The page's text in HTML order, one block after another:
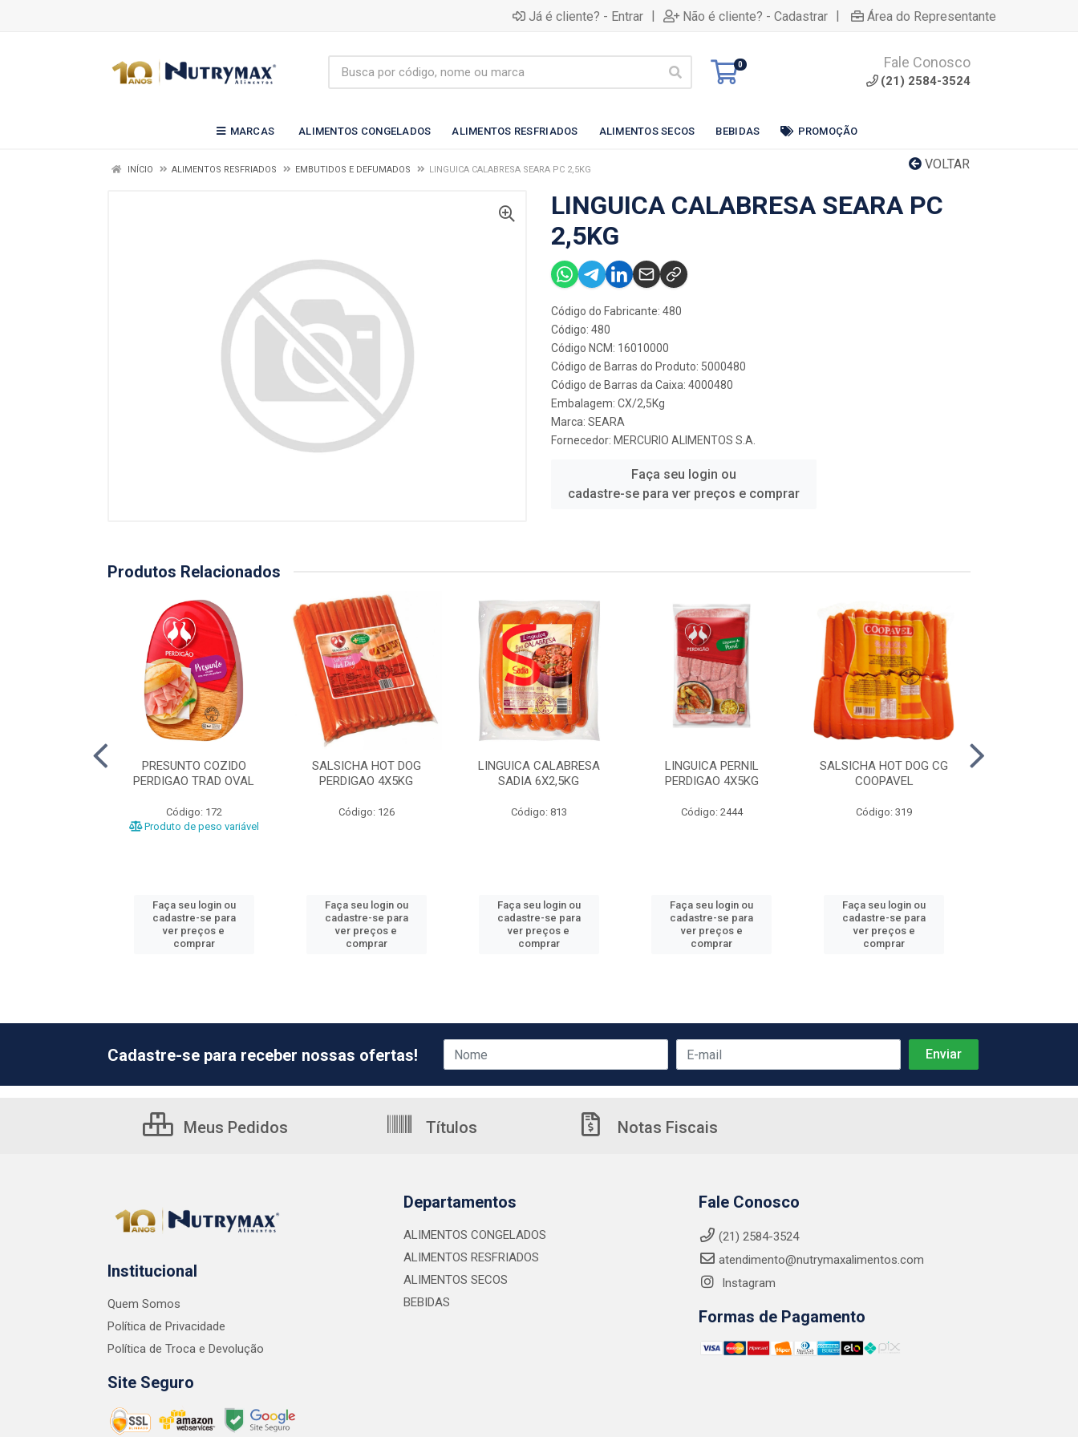
Já é cliente? - Entrar | Não é cliente? - Cadastrar | Área do Representante
0 Fale Conosco
(21) 2584-3524
MARCAS ALIMENTOS CONGELADOS ALIMENTOS RESFRIADOS ALIMENTOS SECOS BEBIDAS PROMOÇÃO
VOLTAR
INÍCIO ALIMENTOS RESFRIADOS EMBUTIDOS E DEFUMADOS LINGUICA CALABRESA SEARA PC 2,5KG
LINGUICA CALABRESA SEARA PC
2,5KG
Código do Fabricante: 480
Código: 480
Código NCM: 16010000
Código de Barras do Produto: 5000480
Código de Barras da Caixa: 4000480
Embalagem: CX/2,5Kg
Marca: SEARA
Fornecedor: MERCURIO ALIMENTOS S.A.
Faça seu login ou
cadastre-se para ver preços e comprar
Produtos Relacionados
PRESUNTO COZIDO
PERDIGAO TRAD OVAL
Código: 172
Produto de peso variável
Faça seu login ou
cadastre-se para
ver preços e
comprar
SALSICHA HOT DOG
PERDIGAO 4X5KG
Código: 126
Faça seu login ou
cadastre-se para
ver preços e
comprar
LINGUICA CALABRESA
SADIA 6X2,5KG
Código: 813
Faça seu login ou
cadastre-se para
ver preços e
comprar
LINGUICA PERNIL
PERDIGAO 4X5KG
Código: 2444
Faça seu login ou
cadastre-se para
ver preços e
comprar
SALSICHA HOT DOG CG
COOPAVEL
Código: 319
Faça seu login ou
cadastre-se para
ver preços e
comprar
Cadastre-se para receber nossas ofertas!
Meus Pedidos Títulos Notas Fiscais
Institucional
Quem Somos
Política de Privacidade
Política de Troca e Devolução
Site Seguro
Departamentos
ALIMENTOS CONGELADOS
ALIMENTOS RESFRIADOS
ALIMENTOS SECOS
BEBIDAS
Fale Conosco
(21) 2584-3524
atendimento@nutrymaxalimentos.com
Instagram
Formas de Pagamento